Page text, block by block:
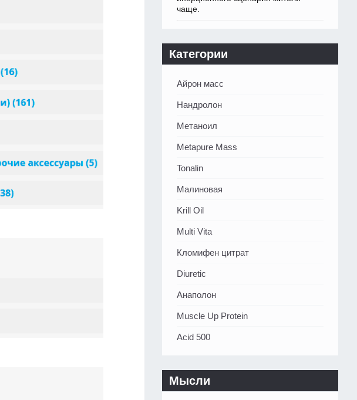
чаще.
Категории
Айрон масс
Нандролон
Метаноил
Metapure Mass
Tonalin
Малиновая
Krill Oil
Multi Vita
Кломифен цитрат
Diuretic
Анаполон
Muscle Up Protein
Acid 500
Мысли